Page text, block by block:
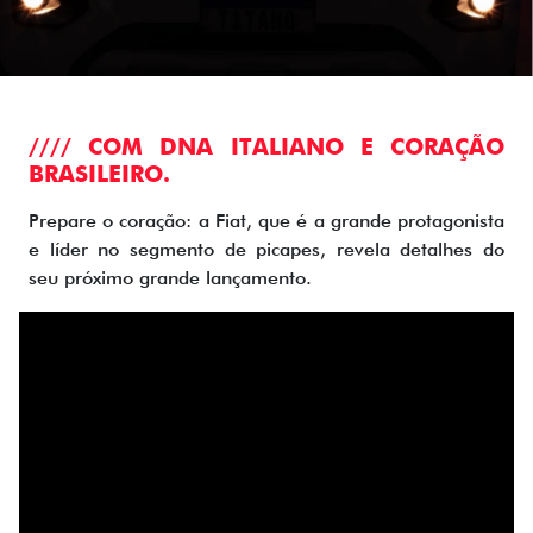
//// COM DNA ITALIANO E CORAÇÃO
BRASILEIRO.
Prepare o coração: a Fiat, que é a grande protagonista
e líder no segmento de picapes, revela detalhes do
seu próximo grande lançamento.